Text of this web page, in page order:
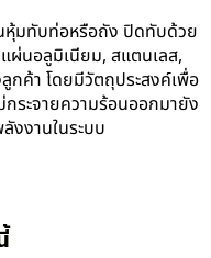
หุ้มทับท่อหรือถัง ปิดทับด้วย
ผ่นอลูมิเนียม, สแตนเลส,
กค้า โดยมีวัตถุประสงค์เพื่อ
ระจายความร้อนออกมายัง
งานในระบบ